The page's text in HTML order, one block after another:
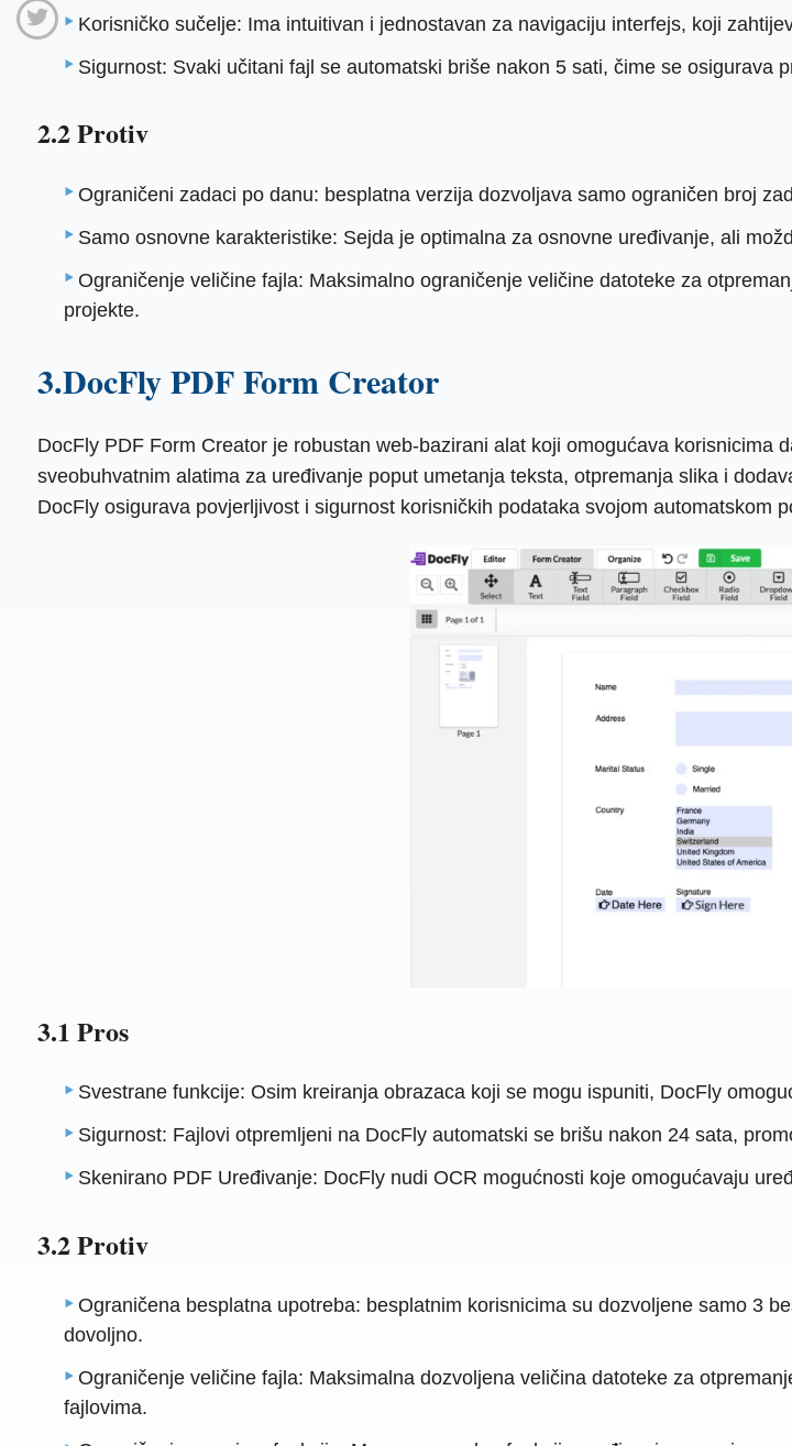
Korisničko sučelje: Ima intuitivan i jednostavan za navigaciju interfejs, koji
Sigurnost: Svaki učitani fajl se automatski briše nakon 5 sati, čime se osigurava
2.2 Protiv
Ograničeni zadaci po danu: besplatna verzija dozvoljava samo ograničen broj
Samo osnovne karakteristike: Sejda je optimalna za osnovne uređivanje, ali
Ograničenje veličine fajla: Maksimalno ograničenje veličine datoteke za
projekte.
3.DocFly PDF Form Creator
DocFly PDF Form Creator je robustan web-bazirani alat koji omogućava korisnicima
sveobuhvatnim alatima za uređivanje poput umetanja teksta, otpremanja slika i
DocFly osigurava povjerljivost i sigurnost korisničkih podataka svojom automatskom
3.1 Pros
Svestrane funkcije: Osim kreiranja obrazaca koji se mogu ispuniti, DocFly
Sigurnost: Fajlovi otpremljeni na DocFly automatski se brišu nakon 24 sata,
Skenirano PDF Uređivanje: DocFly nudi OCR mogućnosti koje omogućavaju
3.2 Protiv
Ograničena besplatna upotreba: besplatnim korisnicima su dozvoljene samo 3
dovoljno.
Ograničenje veličine fajla: Maksimalna dozvoljena veličina datoteke za
fajlovima.